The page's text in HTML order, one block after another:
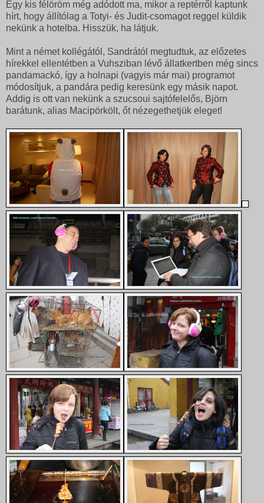
Egy kis félöröm még adódott ma, mikor a reptérről kaptunk
hírt, hogy állítólag a Totyi- és Judit-csomagot reggel küldik
nekünk a hotelba. Hisszük, ha látjuk.
Mint a német kollégától, Sandrától megtudtuk, az előzetes
hírekkel ellentétben a Vuhsziban lévő állatkertben még sincs
pandamackó, így a holnapi (vagyis már mai) programot
módosítjuk, a pandára pedig keresünk egy másik napot.
Addig is ott van nekünk a szucsoui sajtófelelős, Björn
barátunk, alias Macipörkölt, őt nézegethetjük eleget!